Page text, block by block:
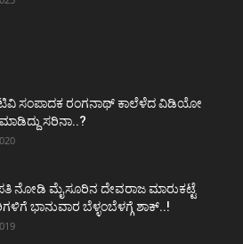
ಸಂಪಾದಕ ರಂಗನಾಥ್ ಕಾಲೆಳೆದ ವಿಡಿಯೋ
ಸರಿನಾ..?
ನೋಡಿ ಮೈಸೂರಿನ ದೇವರಾಜ ಮಾರುಕಟ್ಟೆ
ಭಾನುವಾರ ಬೆಳ್ಳಂಬೆಳಗ್ಗೆ ಶಾಕ್..!